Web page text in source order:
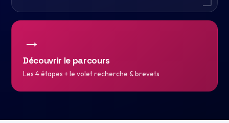
→
Découvrir le parcours
Les 4 étapes + le volet recherche & brevets